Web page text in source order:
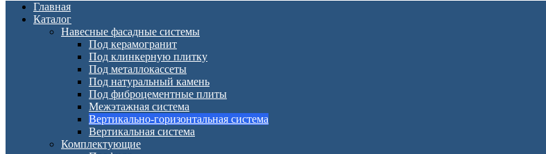
Главная
Каталог
Навесные фасадные системы
Под керамогранит
Под клинкерную плитку
Под металлокассеты
Под натуральный камень
Под фиброцементные плиты
Межэтажная система
Вертикально-горизонтальная система
Вертикальная система
Комплектующие